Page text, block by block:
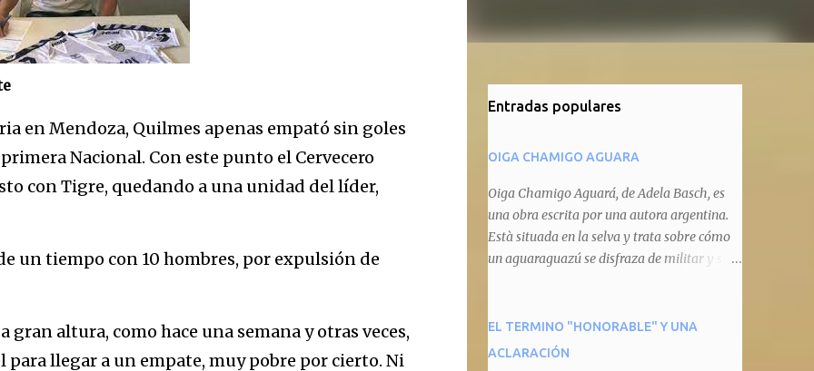
en Mendoza, Quilmes apenas empató sin goles
Nacional. Con este punto el Cervecero
con Tigre, quedando a una unidad del líder,
un tiempo con 10 hombres, por expulsión de
gran altura, como hace una semana y otras veces,
llegar a un empate, muy pobre por cierto. Ni
Entradas populares
OIGA CHAMIGO AGUARA
Oiga Chamigo Aguará, de Adela Basch, es
una obra escrita por una autora argentina.
Està situada en la selva y trata sobre cómo
un aguaraguazú se disfraza de militar y se
animal que pretenda circular por ahí. En
primera instancia aparece Teteu, el tero,
EL TERMINO "HONORABLE" Y UNA
ACLARACIÓN